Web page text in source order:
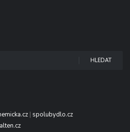
HLEDAT
| spolubydlo.cz